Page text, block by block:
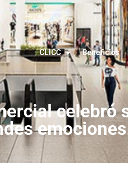
CLICC Beneficios
celebró